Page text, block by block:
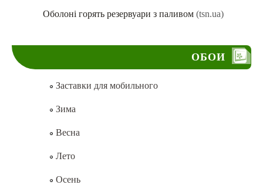
Оболоні горять резервуари з паливом (tsn.ua)
ОБОИ
Заставки для мобильного
Зима
Весна
Лето
Осень